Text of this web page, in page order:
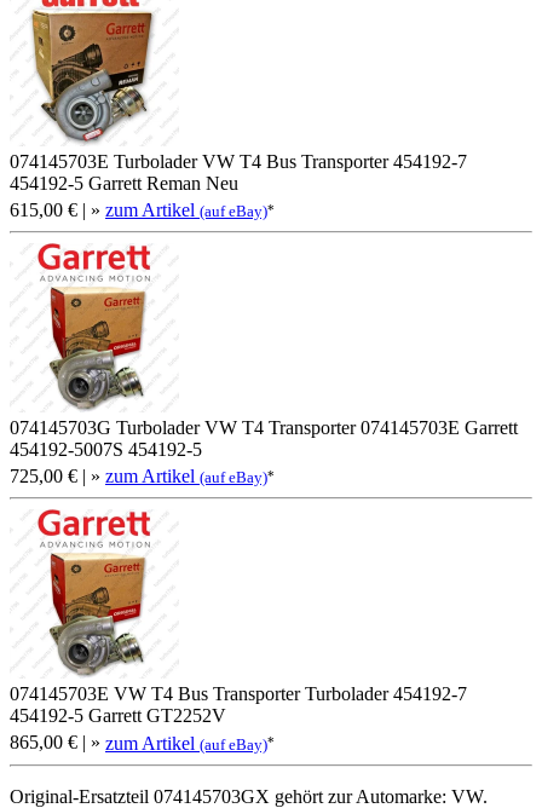
074145703E Turbolader VW T4 Bus Transporter 454192-7
454192-5 Garrett Reman Neu
615,00 € | » zum Artikel (auf eBay)*
074145703G Turbolader VW T4 Transporter 074145703E Garrett
454192-5007S 454192-5
725,00 € | » zum Artikel (auf eBay)*
074145703E VW T4 Bus Transporter Turbolader 454192-7
454192-5 Garrett GT2252V
865,00 € | » zum Artikel (auf eBay)*
Original-Ersatzteil 074145703GX gehört zur Automarke: VW.